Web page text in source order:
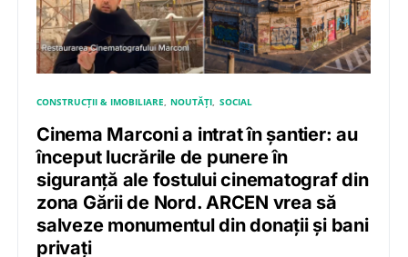
CONSTRUCȚII & IMOBILIARE NOUTĂȚI SOCIAL
Cinema Marconi a intrat în șantier: au
început lucrările de punere în
siguranță ale fostului cinematograf din
zona Gării de Nord. ARCEN vrea să
salveze monumentul din donații și bani
privați